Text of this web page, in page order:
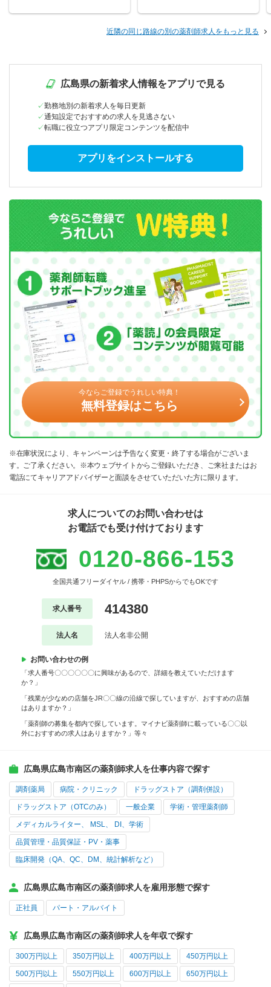
近隣の同じ路線の別の薬剤師求人をもっと見る
広島県の新着求人情報をアプリで見る
勤務地別の新着求人を毎日更新
通知設定でおすすめの求人を見逃さない
転職に役立つアプリ限定コンテンツを配信中
アプリをインストールする
今ならご登録でうれしい特典！
無料登録はこちら
※在庫状況により、キャンペーンは予告なく変更・終了する場合がございま
す。ご了承ください。※本ウェブサイトからご登録いただき、ご来社またはお
電話にてキャリアアドバイザーと面談をさせていただいた方に限ります。
求人についてのお問い合わせは
お電話でも受け付けております
0120-866-153
全国共通フリーダイヤル / 携帯・PHPSからでもOKです
求人番号 414380
法人名 法人名非公開
お問い合わせの例
「求人番号〇〇〇〇〇〇に興味があるので、詳細を教えていただけます
か？」
「残業が少なめの店舗をJR〇〇線の沿線で探していますが、おすすめの店舗
はありますか？」
「薬剤師の募集を都内で探しています。マイナビ薬剤師に載っている〇〇以
外におすすめの求人はありますか？」等々
広島県広島市南区の薬剤師求人を仕事内容で探す
調剤薬局 病院・クリニック ドラッグストア（調剤併設）
ドラッグストア（OTCのみ） 一般企業 学術・管理薬剤師
メディカルライター、 MSL、 DI、学術
品質管理・品質保証・PV・薬事
臨床開発（QA、QC、DM、統計解析など）
広島県広島市南区の薬剤師求人を雇用形態で探す
正社員 パート・アルバイト
広島県広島市南区の薬剤師求人を年収で探す
300万円以上 350万円以上 400万円以上 450万円以上
500万円以上 550万円以上 600万円以上 650万円以上